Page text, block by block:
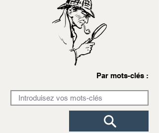
Par mots-clés :